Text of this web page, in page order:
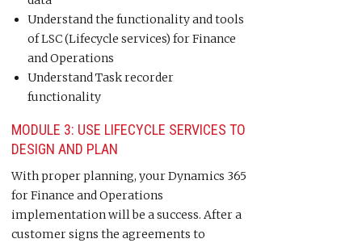
Understand the functionality and tools
of LSC (Lifecycle services) for Finance
and Operations
Understand Task recorder
functionality
MODULE 3: USE LIFECYCLE SERVICES TO
DESIGN AND PLAN
With proper planning, your Dynamics 365
for Finance and Operations
implementation will be a success. After a
customer signs the agreements to